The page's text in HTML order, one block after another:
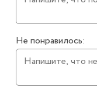
Не понравилось: